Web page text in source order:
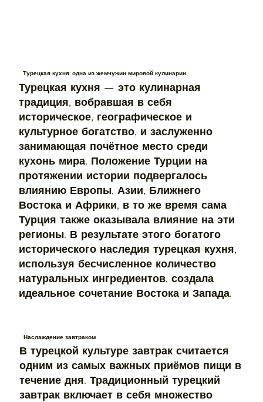
Турецкая кухня: одна из жемчужин мировой кулинарии
Турецкая кухня — это кулинарная
традиция, вобравшая в себя
историческое, географическое и
культурное богатство, и заслуженно
занимающая почётное место среди
кухонь мира. Положение Турции на
протяжении истории подвергалось
влиянию Европы, Азии, Ближнего
Востока и Африки, в то же время сама
Турция также оказывала влияние на эти
регионы. В результате этого богатого
исторического наследия турецкая кухня,
используя бесчисленное количество
натуральных ингредиентов, создала
идеальное сочетание Востока и Запада.
Наслаждение завтраком
В турецкой культуре завтрак считается
одним из самых важных приёмов пищи в
течение дня. Традиционный турецкий
завтрак включает в себя множество